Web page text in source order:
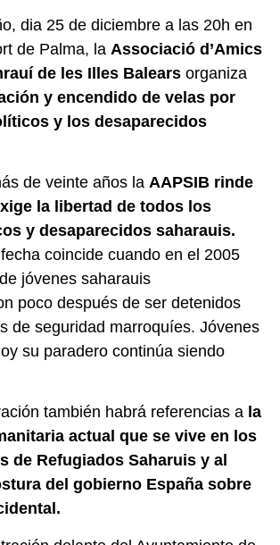
dia 25 de diciembre a las 20h en
de Palma, la Associació d’Amics
de les Illes Balears organiza
y encendido de velas por
y los desaparecidos
de veinte años la AAPSIB rinde
la libertad de todos los
y desaparecidos saharauis.
coincide cuando en el 2005
jóvenes saharauis
poco después de ser detenidos
de seguridad marroquíes. Jóvenes
su paradero continúa siendo
también habrá referencias a la
actual que se vive en los
de Refugiados Saharuis y al
del gobierno España sobre